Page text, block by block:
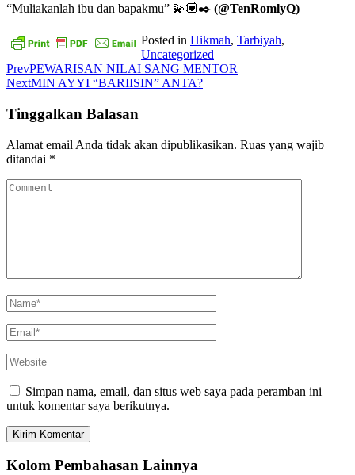
“Muliakanlah ibu dan bapakmu” 💫💟✒️ (@TenRomlyQ)
Posted in Hikmah, Tarbiyah,
Uncategorized
PrevPEWARISAN NILAI SANG MENTOR
NextMIN AYYI “BARIISIN” ANTA?
Tinggalkan Balasan
Alamat email Anda tidak akan dipublikasikan. Ruas yang wajib
ditandai *
Simpan nama, email, dan situs web saya pada peramban ini
untuk komentar saya berikutnya.
Kolom Pembahasan Lainnya